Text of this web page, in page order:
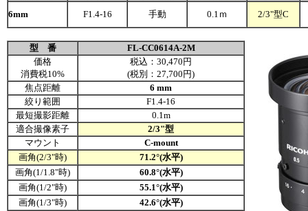
6mm
F1.4-16 手動 0.1ｍ 2/3"型C
型 番
FL-CC0614A-2M
価格
消費税10%
税込：30,470円
(税別：27,700円)
焦点距離
6 mm
絞り範囲
F1.4-16
最短撮影距離
0.1m
適合撮像素子
2/3"型
マウント
C-mount
画角(2/3"時)
71.2°(水平)
画角(1/1.8"時)
60.8°(水平)
画角(1/2"時)
55.1°(水平)
画角(1/3"時)
42.6°(水平)